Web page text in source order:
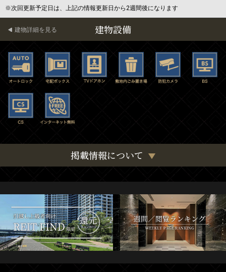
※次回更新予定日は、上記の情報更新日から2週間後になります
建物設備
建物詳細を見る
掲載情報について